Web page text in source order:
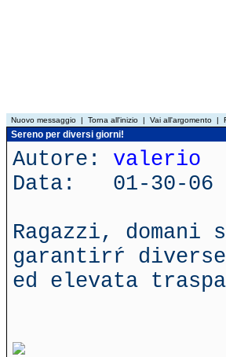
Nuovo messaggio | Torna all'inizio | Vai all'argomento |
Sereno per diversi giorni!
Autore: valerio
Data: 01-30-06
Ragazzi,
garantirŕ diverse
ed elevata